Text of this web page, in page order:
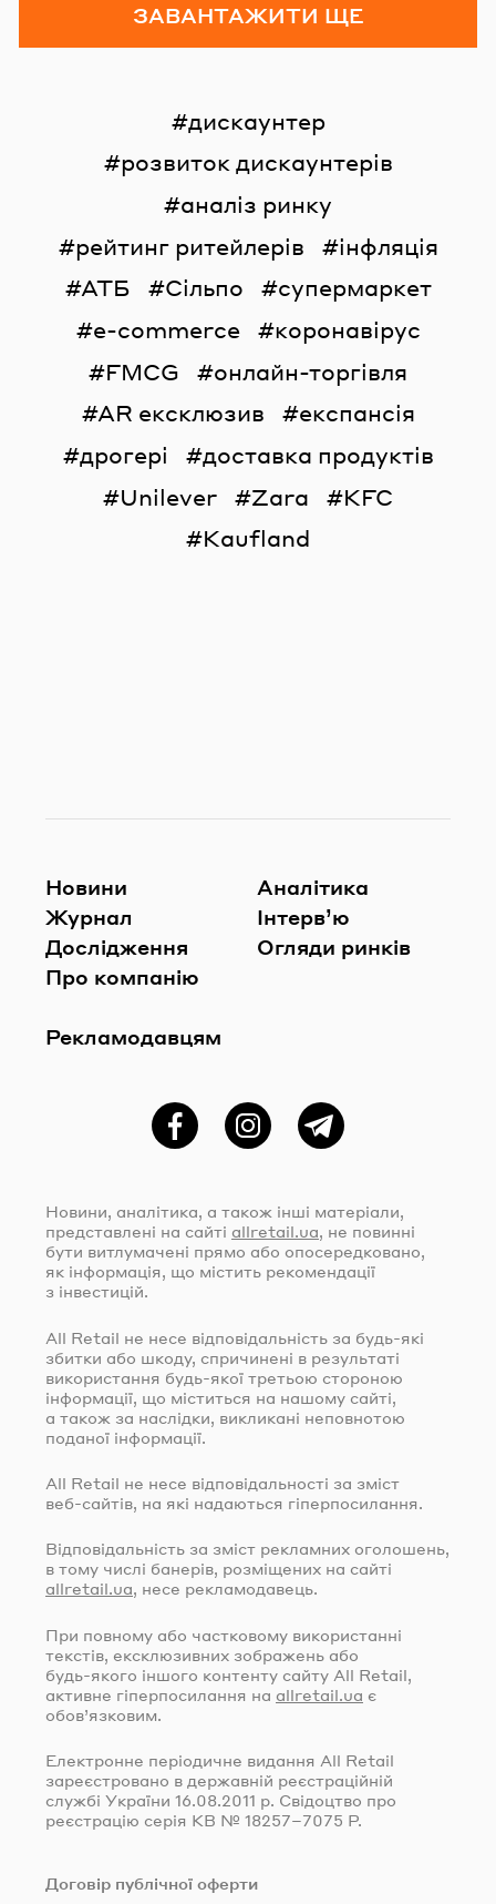
ЗАВАНТАЖИТИ ЩЕ
дискаунтер
розвиток дискаунтерів
аналіз ринку
рейтинг ритейлерів
інфляція
АТБ
Сільпо
супермаркет
e-commerce
коронавірус
FMCG
онлайн-торгівля
AR ексклюзив
експансія
дрогері
доставка продуктів
Unilever
Zara
KFC
Kaufland
Новини
Журнал
Дослідження
Про компанію
Рекламодавцям
Аналітика
Інтерв’ю
Огляди ринків
ФейсбукInstagramTelegram
Новини, аналітика, а також інші матеріали,
представлені на сайті allretail.ua, не повинні
бути витлумачені прямо або опосередковано,
як інформація, що містить рекомендації
з інвестицій.
All Retail не несе відповідальність за будь-які
збитки або шкоду, спричинені в результаті
використання будь-якої третьою стороною
інформації, що міститься на нашому сайті,
а також за наслідки, викликані неповнотою
поданої інформації.
All Retail не несе відповідальності за зміст
веб-сайтів, на які надаються гіперпосилання.
Відповідальність за зміст рекламних оголошень,
в тому числі банерів, розміщених на сайті
allretail.ua, несе рекламодавець.
При повному або частковому використанні
текстів, ексклюзивних зображень або
будь-якого іншого контенту сайту All Retail,
активне гіперпосилання на allretail.ua є
обов’язковим.
Електронне періодичне видання All Retail
зареєстровано в державній реєстраційній
службі України 16.08.2011 р. Свідоцтво про
реєстрацію серія КВ № 18257–7075 Р.
Договір публічної оферти